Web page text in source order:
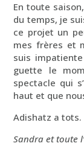
En toute
du temps, je
ce projet un
mes frères et
suis
guette le
spectacle qui
haut et que
Adishatz a tots.
Sandra et toute